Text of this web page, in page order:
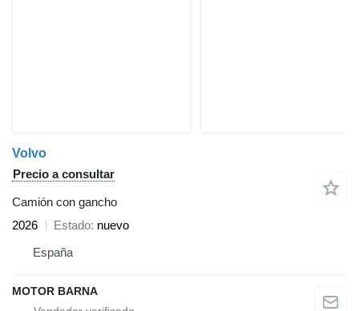
Volvo
Precio a consultar
Camión con gancho
2026
Estado nuevo
España
MOTOR BARNA